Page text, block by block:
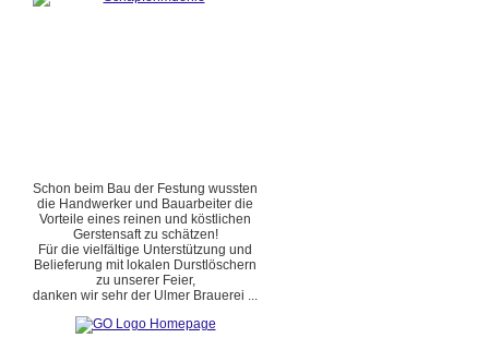
Schon beim Bau der Festung wussten
die Handwerker und Bauarbeiter die
Vorteile eines reinen und köstlichen
Gerstensaft zu schätzen!
Für die vielfältige Unterstützung und
Belieferung mit lokalen Durstlöschern
zu unserer Feier,
danken wir sehr der Ulmer Brauerei ...